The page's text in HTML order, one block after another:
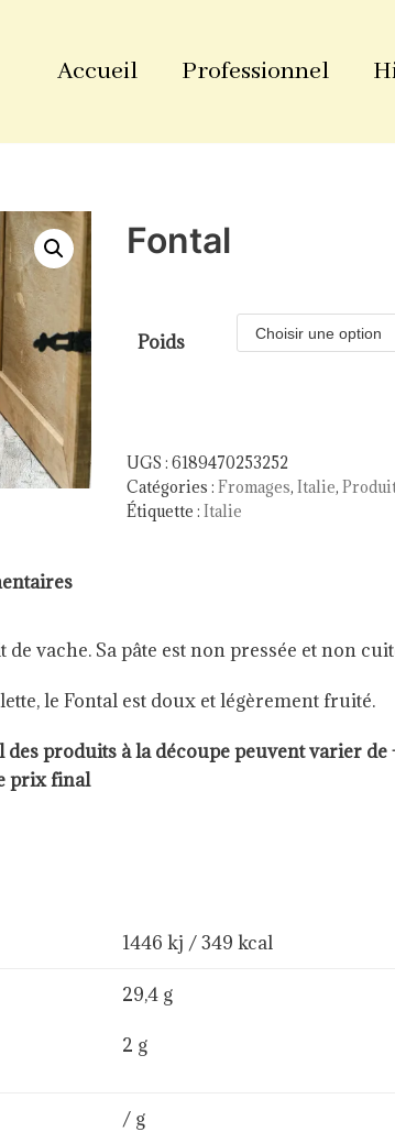
Accueil Professionnel
Fontal
Poids
UGS : 6189470253252
Catégories : Fromages, Italie,
Étiquette : Italie
vache. Sa pâte est non pressée et non
le Fontal est doux et légèrement fruité.
produits à la découpe peuvent varier de
prix final
1446 kj / 349 kcal
29,4 g
2 g
/ g